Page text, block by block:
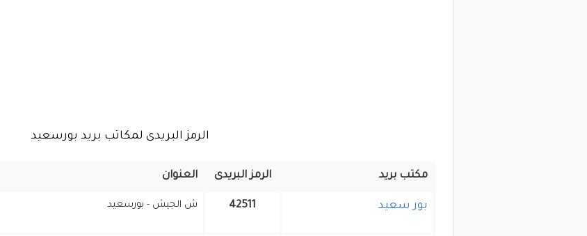
الرمز البريدى لمكاتب بريد بورسعيد
مكتب بريد الرمز البريدى العنوان
بور سعيد 42511 ش الجيش - بورسعيد